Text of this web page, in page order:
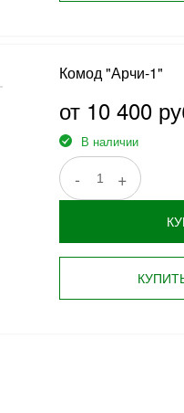
Комод "Арчи-1"
от 10 400
В наличии
- +